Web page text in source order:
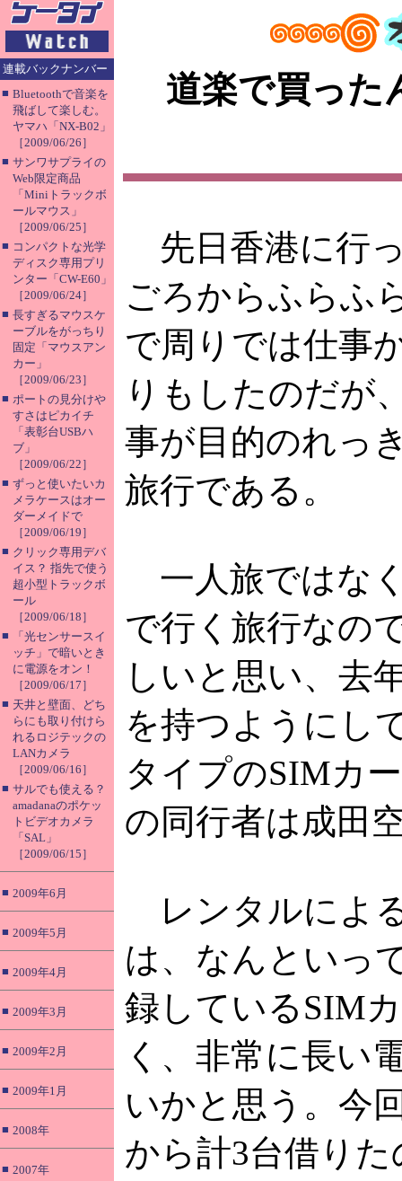
連載バックナンバー
■ Bluetoothで音楽を
飛ばして楽しむ。
ヤマハ「NX-B02」
［2009/06/26］
■ サンワサプライの
Web限定商品
「Miniトラックボ
ールマウス」
［2009/06/25］
■ コンパクトな光学
ディスク専用プリ
ンター「CW-E60」
［2009/06/24］
■ 長すぎるマウスケ
ーブルをがっちり
固定「マウスアン
カー」
［2009/06/23］
■ ポートの見分けや
すさはピカイチ
「表彰台USBハ
ブ」
［2009/06/22］
■ ずっと使いたいカ
メラケースはオー
ダーメイドで
［2009/06/19］
■ クリック専用デバ
イス？ 指先で使う
超小型トラックボ
ール
［2009/06/18］
■
「光センサースイ
ッチ」で暗いとき
に電源をオン！
［2009/06/17］
■ 天井と壁面、どち
らにも取り付けら
れるロジテックの
LANカメラ
［2009/06/16］
■ サルでも使える？
amadanaのポケッ
トビデオカメラ
「SAL」
［2009/06/15］
■ 2009年6月
■ 2009年5月
■ 2009年4月
■ 2009年3月
■ 2009年2月
■ 2009年1月
■ 2008年
■ 2007年
道楽で買った
先日香港に行
ごろからふらふ
で周りでは仕事
りもしたのだが
事が目的のれっ
旅行である。
一人旅ではな
で行く旅行なの
しいと思い、去
を持つようにし
タイプのSIMカ
の同行者は成田
レンタルによ
は、なんといっ
録しているSIM
く、非常に長い
いかと思う。今
から計3台借り